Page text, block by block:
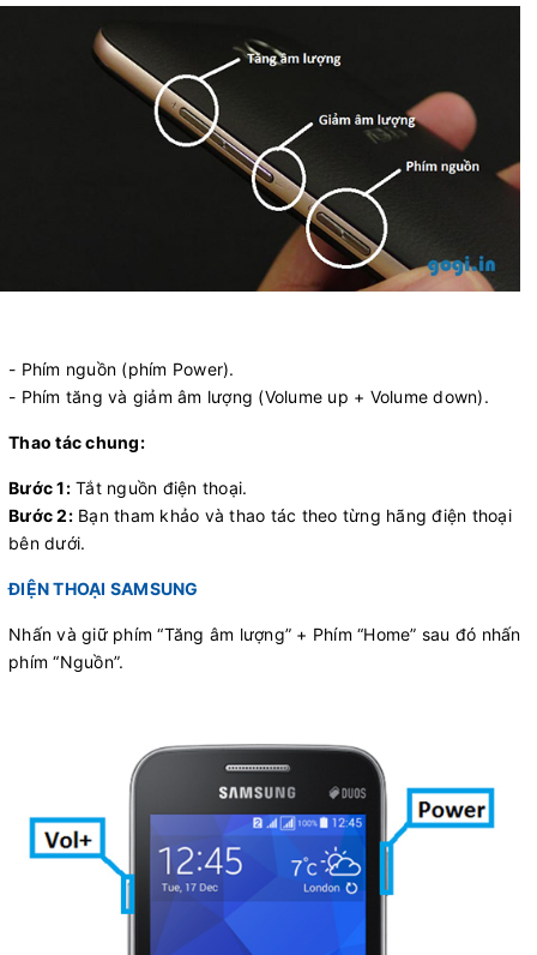
- Phím nguồn (phím Power).
- Phím tăng và giảm âm lượng (Volume up + Volume down).
Thao tác chung:
Bước 1:Tắt nguồn điện thoại.
Bước 2:Bạn tham khảo và thao tác theo từng hãng điện thoại
bên dưới.
ĐIỆN THOẠI SAMSUNG
Nhấn và giữ phím “Tăng âm lượng” + Phím “Home” sau đó nhấn
phím “Nguồn”.